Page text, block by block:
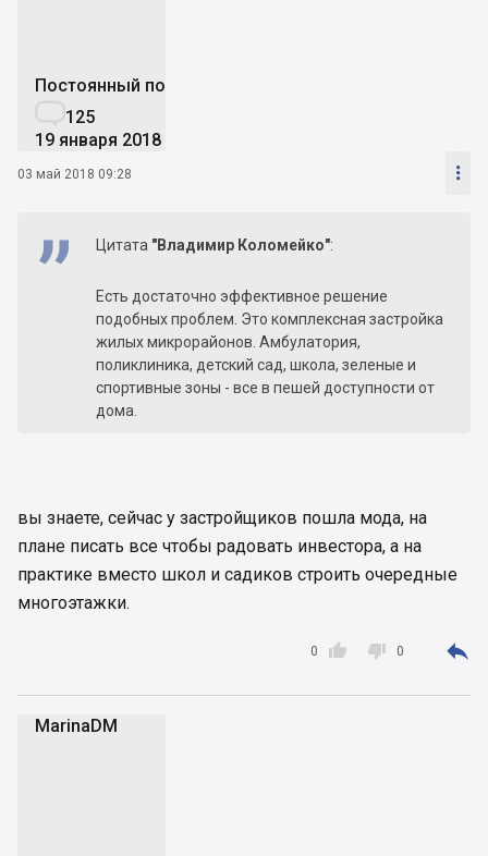
Постоянный пользователь
125
19 января 2018
03 май 2018 09:28 
Цитата "Владимир Коломейко":
Есть достаточно эффективное решение
подобных проблем. Это комплексная застройка
жилых микрорайонов. Амбулатория,
поликлиника, детский сад, школа, зеленые и
спортивные зоны - все в пешей доступности от
дома.
вы знаете, сейчас у застройщиков пошла мода, на
плане писать все чтобы радовать инвестора, а на
практике вместо школ и садиков строить очередные
многоэтажки.

0  0 
MarinaDM